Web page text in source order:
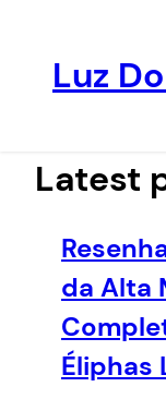
conteúdo
Luz
Latest
da Alta
Éliphas